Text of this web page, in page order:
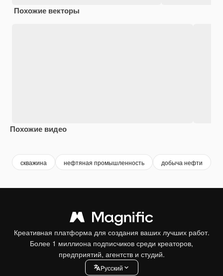
Похожие векторы
Похожие видео
скважина нефтяная промышленность добыча нефти
Креативная платформа для создания ваших лучших работ.
Более 1 миллиона подписчиков среди креаторов,
предприятий, агентств и студий.
Pусский